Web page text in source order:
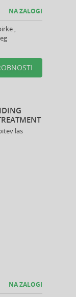
NA ZALOGI
,
las
NA ZALOGI